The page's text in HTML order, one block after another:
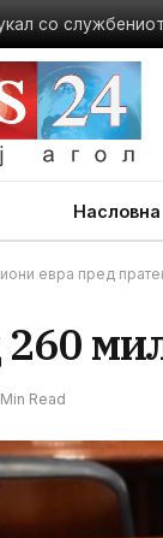
со
Насловна
евра пред
260
Min Read